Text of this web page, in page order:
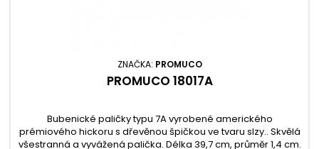
ZNAČKA: PROMUCO
PROMUCO 18017A
Bubenické paličky typu 7A vyrobené amerického
prémiového hickoru s dřevěnou špičkou ve tvaru slzy.. Skvělá
všestranná a vyvážená palička. Délka 39,7 cm, průměr 1,4 cm.